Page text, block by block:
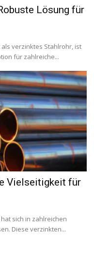
Lösung für
verzinktes Stahlrohr, ist
für zahlreiche...
Vielseitigkeit für
sich in zahlreichen
Diese verzinkten...